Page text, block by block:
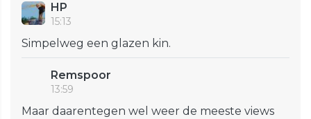
HP
15:13
Simpelweg een glazen kin.
Remspoor
13:59
Maar daarentegen wel weer de meeste views